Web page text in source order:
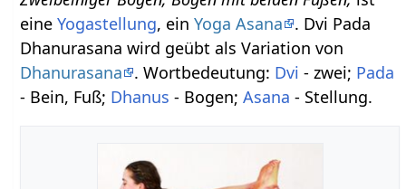
eineYogastellung, einYoga Asana
. Dvi Pada
Dhanurasana wird geübt als Variation von
Dhanurasana
. Wortbedeutung: Dvi - zwei; Pada
- Bein, Fuß; Dhanus - Bogen;Asana - Stellung.